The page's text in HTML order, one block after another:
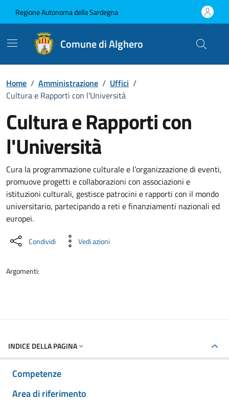
Regione Autonoma della Sardegna
Comune di Alghero
Home / Amministrazione / Uffici /
Cultura e Rapporti con l'Università
Cultura e Rapporti con
l'Università
Dettaglio dell'unità
Cura la programmazione culturale e l’organizzazione di eventi,
promuove progetti e collaborazioni con associazioni e
istituzioni culturali, gestisce patrocini e rapporti con il mondo
universitario, partecipando a reti e finanziamenti nazionali ed
europei.
Condividi Vedi azioni
Argomenti:
INDICE DELLA PAGINA
Competenze
Area di riferimento